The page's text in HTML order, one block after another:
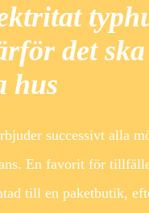
det
hus
successivt alla
En favorit för
till en paketbutik,